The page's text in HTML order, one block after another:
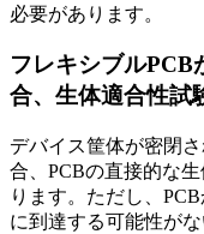
必要があります。
フレキシブルPCB
合、生体適合性試
デバイス筐体が密閉
合、PCBの直接的な
ります。ただし、
に到達する可能性が